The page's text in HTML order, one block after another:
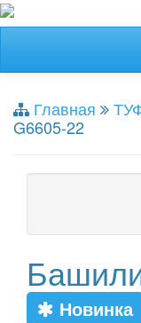
Главная
G6605-22
Новинка